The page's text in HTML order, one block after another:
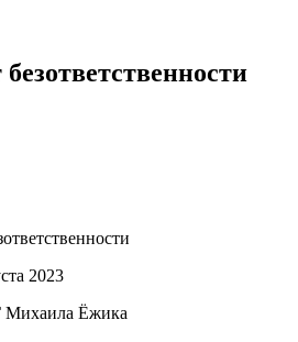
2023
Михаила Ёжика